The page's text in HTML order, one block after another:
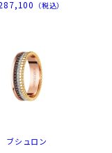
（税込）
ブシュロン